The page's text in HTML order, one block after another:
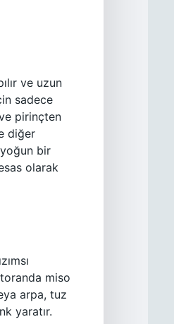
ve uzun
sadece
pirinçten
diğer
yoğun bir
olarak
miso
arpa, tuz
yaratır.